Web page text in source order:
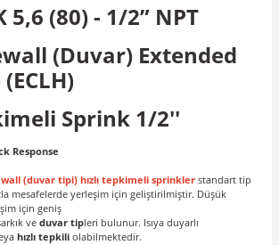
5,6 (80) - 1/2” NPT
(Duvar) Extended
Sprink 1/2''
Response
(duvar tipi) hızlı tepkimeli sprinkler standart tip
mesafelerde yerleşim için geliştirilmiştir. Düşük
için geniş
ve duvar tipleri bulunur. Isıya duyarlı
hızlı tepkili olabilmektedir.